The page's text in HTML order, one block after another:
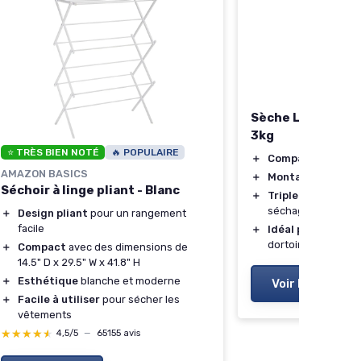
⭐ TRÈS BIEN NOTÉ 🔥 POPULAIRE
AMAZON BASICS
Séchoir à linge pliant - Blanc
＋ Design pliant pour un rangement
facile
＋
Compact avec des dimensions de
14.5" D x 29.5" W x 41.8" H
＋
Esthétique blanche et moderne
＋
Facile à utiliser pour sécher les
vêtements
★★★★★
★★★★★ 4,5/5 — 65155 avis
Sèche Linge
3kg
＋ Compact
＋
Montable au
＋
Triple filtre
séchage
＋
Idéal pour
dortoirs
Voir l'offre